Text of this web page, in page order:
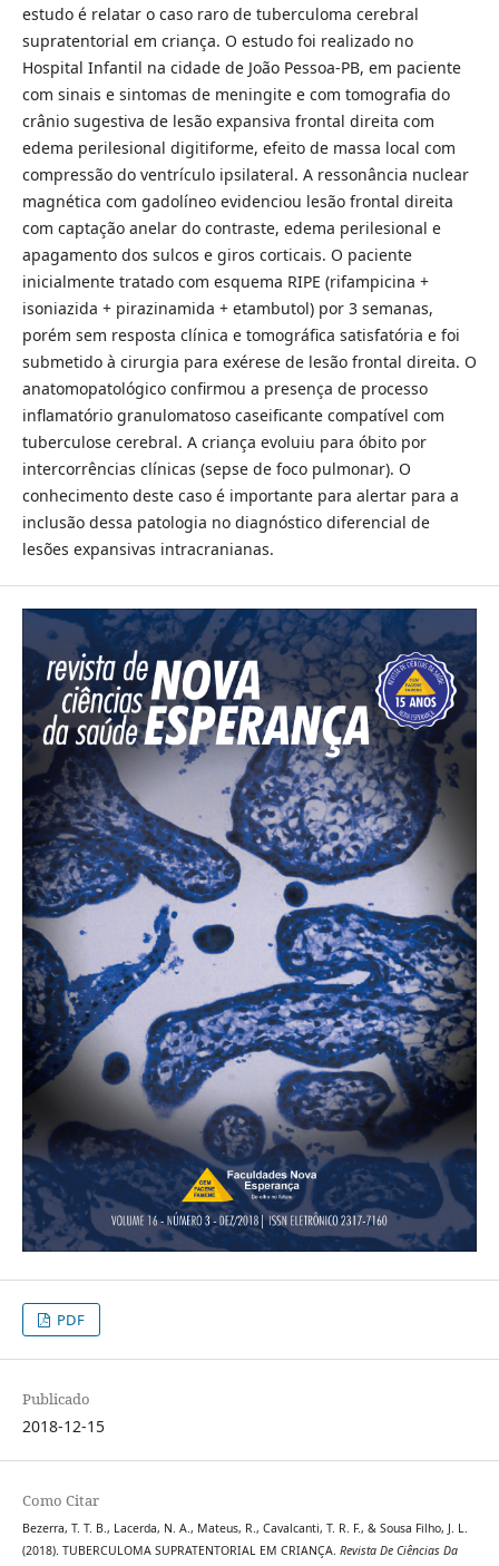
estudo é relatar o caso raro de tuberculoma cerebral
supratentorial em criança. O estudo foi realizado no
Hospital Infantil na cidade de João Pessoa-PB, em paciente
com sinais e sintomas de meningite e com tomografia do
crânio sugestiva de lesão expansiva frontal direita com
edema perilesional digitiforme, efeito de massa local com
compressão do ventrículo ipsilateral. A ressonância nuclear
magnética com gadolíneo evidenciou lesão frontal direita
com captação anelar do contraste, edema perilesional e
apagamento dos sulcos e giros corticais. O paciente
inicialmente tratado com esquema RIPE (rifampicina +
isoniazida + pirazinamida + etambutol) por 3 semanas,
porém sem resposta clínica e tomográfica satisfatória e foi
submetido à cirurgia para exérese de lesão frontal direita. O
anatomopatológico confirmou a presença de processo
inflamatório granulomatoso caseificante compatível com
tuberculose cerebral. A criança evoluiu para óbito por
intercorrências clínicas (sepse de foco pulmonar). O
conhecimento deste caso é importante para alertar para a
inclusão dessa patologia no diagnóstico diferencial de
lesões expansivas intracranianas.
PDF
Publicado
2018-12-15
Como Citar
Bezerra, T. T. B., Lacerda, N. A., Mateus, R., Cavalcanti, T. R. F., & Sousa Filho, J. L.
(2018). TUBERCULOMA SUPRATENTORIAL EM CRIANÇA. Revista De Ciências Da